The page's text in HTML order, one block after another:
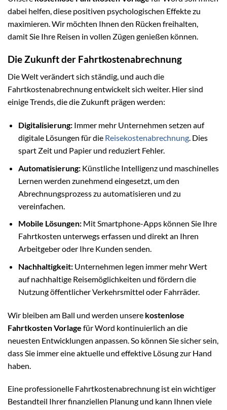
dabei helfen, diese positiven psychologischen Effekte zu
maximieren. Wir möchten Ihnen den Rücken freihalten,
damit Sie Ihre Reisen in vollen Zügen genießen können.
Die Zukunft der Fahrtkostenabrechnung
Die Welt verändert sich ständig, und auch die
Fahrtkostenabrechnung entwickelt sich weiter. Hier sind
einige Trends, die die Zukunft prägen werden:
Digitalisierung:Immer mehr Unternehmen setzen auf
digitale Lösungen für die Reisekostenabrechnung. Dies
spart Zeit und Papier und reduziert Fehler.
Automatisierung:Künstliche Intelligenz und maschinelles
Lernen werden zunehmend eingesetzt, um den
Abrechnungsprozess zu automatisieren und zu
vereinfachen.
Mobile Lösungen:Mit Smartphone-Apps können Sie Ihre
Fahrtkosten unterwegs erfassen und direkt an Ihren
Arbeitgeber oder Ihre Kunden senden.
Nachhaltigkeit:Unternehmen legen immer mehr Wert
auf nachhaltige Reisemöglichkeiten und fördern die
Nutzung öffentlicher Verkehrsmittel oder Fahrräder.
Wir bleiben am Ball und werden unsere kostenlose
Fahrtkosten Vorlage für Word kontinuierlich an die
neuesten Entwicklungen anpassen. So können Sie sicher sein,
dass Sie immer eine aktuelle und effektive Lösung zur Hand
haben.
Eine professionelle Fahrtkostenabrechnung ist ein wichtiger
Bestandteil Ihrer finanziellen Planung und kann Ihnen viele